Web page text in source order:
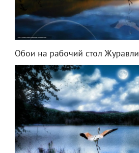
Обои на рабочий стол Журавли